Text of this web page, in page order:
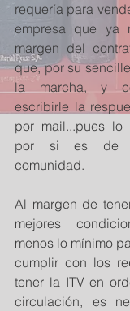
requería para
empresa que ya
margen del
que, por su
la marcha, y
escribirle la
por mail...pues lo
por si es de
comunidad.
Al margen de
mejores
menos lo mínimo
cumplir con los
tener la ITV en
circulación, es